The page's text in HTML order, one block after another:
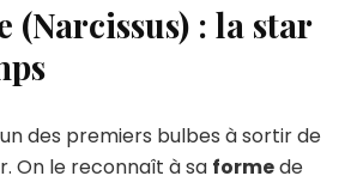
(Narcissus) : la star
des premiers bulbes à sortir de
On le reconnaît à sa formede